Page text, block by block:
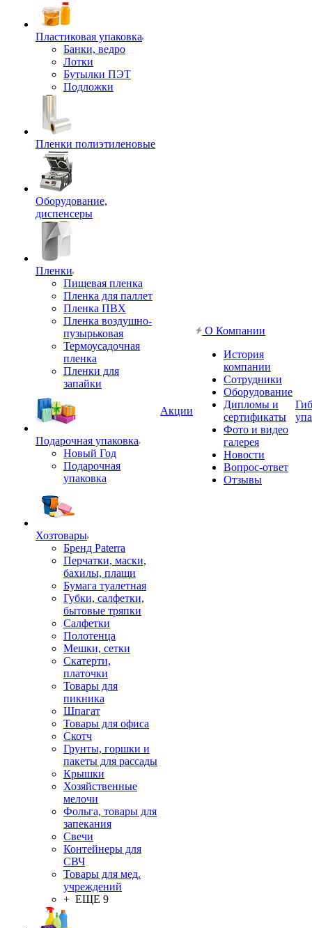
Пластиковая упаковка
Банки, ведро
Лотки
Бутылки ПЭТ
Подложки
Пленки полиэтиленовые
Оборудование,
диспенсеры
Пленки
Пищевая пленка
Пленка для паллет
Пленка ПВХ
Пленка воздушно-
пузырьковая
Термоусадочная
пленка
Пленки для
запайки
Подарочная упаковка
Новый Год
Подарочная
упаковка
Хозтовары
Бренд Paterra
Перчатки, маски,
бахилы, плащи
Бумага туалетная
Губки, салфетки,
бытовые тряпки
Салфетки
Полотенца
Мешки, сетки
Скатерти,
платочки
Товары для
пикника
Шпагат
Товары для офиса
Скотч
Грунты, горшки и
пакеты для рассады
Крышки
Хозяйственные
мелочи
Фольга, товары для
запекания
Свечи
Контейнеры для
СВЧ
Товары для мед.
учреждений
+ ЕЩЕ 9
Акции
О Компании
История
компании
Сотрудники
Оборудование
Дипломы и
сертификаты
Фото и видео
галерея
Новости
Вопрос-ответ
Отзывы